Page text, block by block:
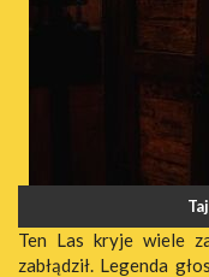
Ten Las kryje wiele
zabłądził. Legenda